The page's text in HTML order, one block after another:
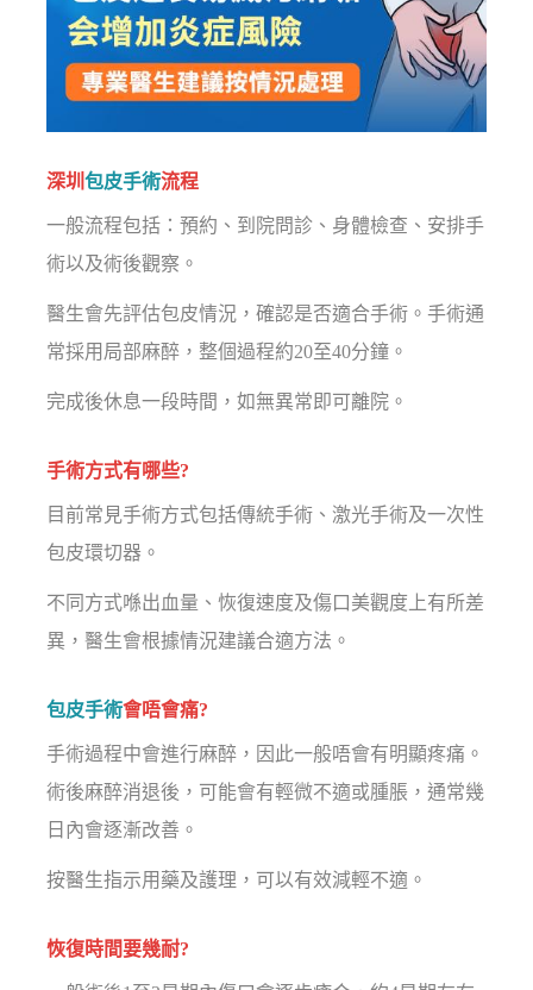
深圳包皮手術流程
一般流程包括：預約、到院問診、身體檢查、安排手
術以及術後觀察。
醫生會先評估包皮情況，確認是否適合手術。手術通
常採用局部麻醉，整個過程約20至40分鐘。
完成後休息一段時間，如無異常即可離院。
手術方式有哪些?
目前常見手術方式包括傳統手術、激光手術及一次性
包皮環切器。
不同方式喺出血量、恢復速度及傷口美觀度上有所差
異，醫生會根據情況建議合適方法。
包皮手術會唔會痛?
手術過程中會進行麻醉，因此一般唔會有明顯疼痛。
術後麻醉消退後，可能會有輕微不適或腫脹，通常幾
日內會逐漸改善。
按醫生指示用藥及護理，可以有效減輕不適。
恢復時間要幾耐?